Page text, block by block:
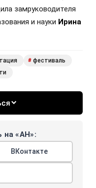
замруководителя
и науки Ирина
# фестиваль
на «АН»:
ВКонтакте